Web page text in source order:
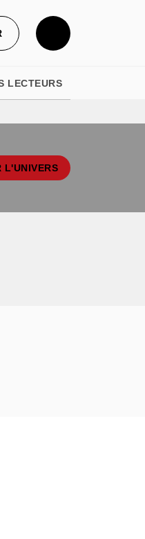
LECTEURS
L'UNIVERS